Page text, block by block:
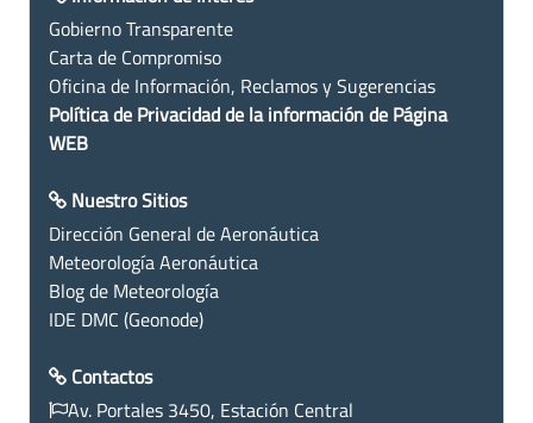
Gobierno Transparente
Carta de Compromiso
Oficina de Información, Reclamos y Sugerencias
Política de Privacidad de la información de Página
WEB
Nuestro Sitios
Dirección General de Aeronáutica
Meteorología Aeronáutica
Blog de Meteorología
IDE DMC (Geonode)
Contactos
Av. Portales 3450, Estación Central